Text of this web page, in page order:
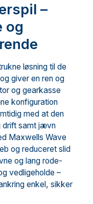
–
og
løsning til de
giver en ren og
og gearkasse
konfiguration
med at den
drift samt jævn
Maxwells Wave
og reduceret slid
og lang rode-
vedligeholde –
enkel, sikker